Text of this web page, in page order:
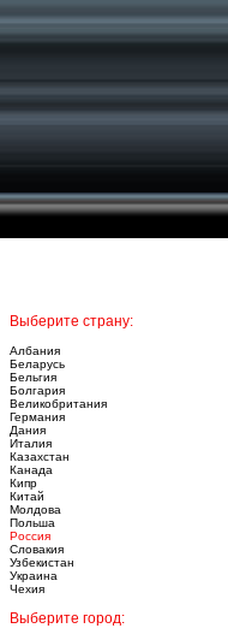
Выберите страну:
Албания
Беларусь
Бельгия
Болгария
Великобритания
Германия
Дания
Италия
Казахстан
Канада
Кипр
Китай
Молдова
Польша
Россия
Словакия
Узбекистан
Украина
Чехия
Выберите город: